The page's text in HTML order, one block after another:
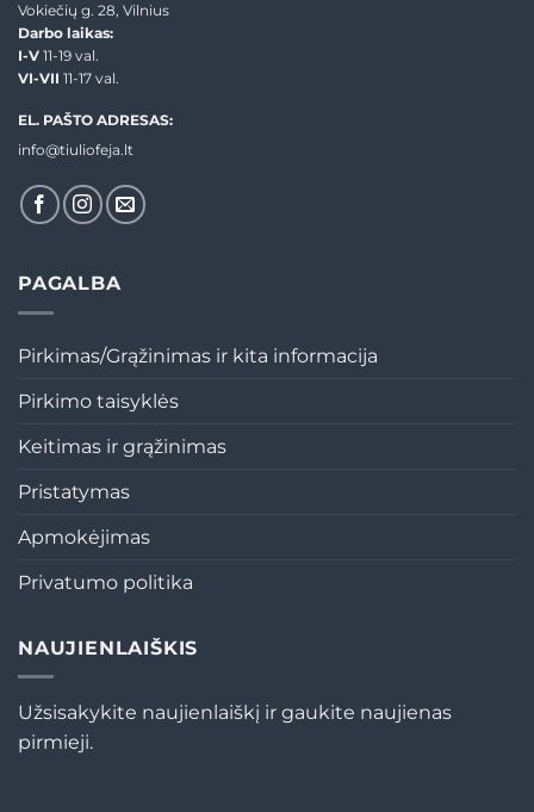
Vokiečių g. 28, Vilnius
Darbo laikas:
I-V 11-19 val.
VI-VII 11-17 val.
EL. PAŠTO ADRESAS:
info@tiuliofeja.lt
PAGALBA
Pirkimas/Grąžinimas ir kita informacija
Pirkimo taisyklės
Keitimas ir grąžinimas
Pristatymas
Apmokėjimas
Privatumo politika
NAUJIENLAIŠKIS
Užsisakykite naujienlaiškį ir gaukite naujienas
pirmieji.